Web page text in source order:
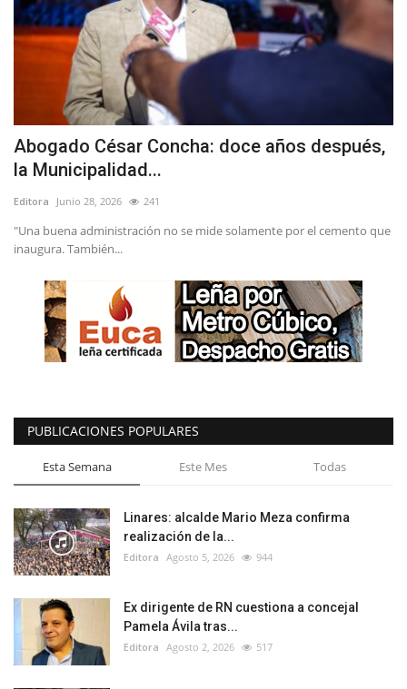
Abogado César Concha: doce años después,
la Municipalidad...
Editora Junio 28, 2026 241
"Una buena administración no se mide solamente por el cemento que
inaugura. También...
PUBLICACIONES POPULARES
Esta Semana Este Mes Todas
Linares: alcalde Mario Meza confirma
realización de la...
Editora Agosto 5, 2026 944
Ex dirigente de RN cuestiona a concejal
Pamela Ávila tras...
Editora Agosto 2, 2026 517